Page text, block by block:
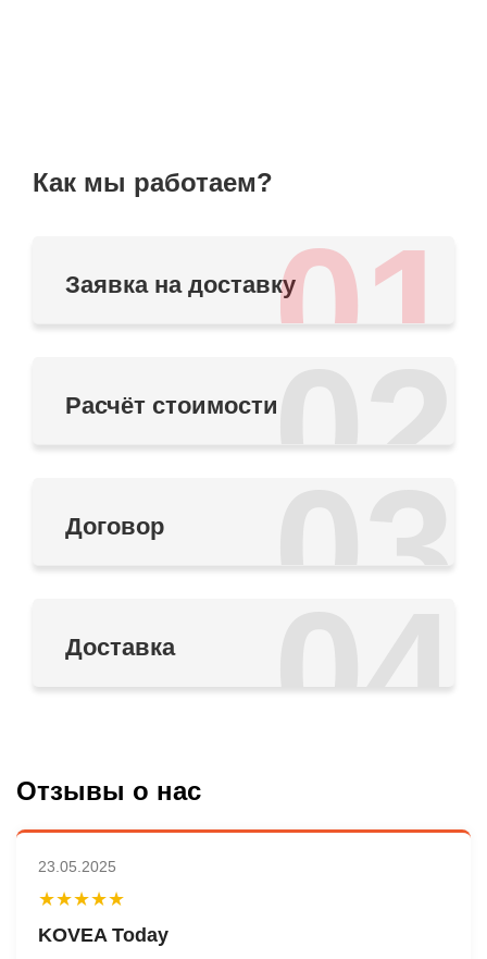
Как мы работаем?
01
Заявка на доставку
02
Расчёт стоимости
03
Договор
04
Доставка
Отзывы о нас
23.05.2025
★★★★★
KOVEA Today